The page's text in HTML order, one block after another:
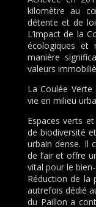
kilomètre au
détente et de
L’impact de la
écologiques et
manière
valeurs
La Coulée
vie en milieu
Espaces verts
de biodiversité
urbain dense. Il
de l’air et offre
vital pour le
Réduction de la
autrefois dédié
du Paillon a